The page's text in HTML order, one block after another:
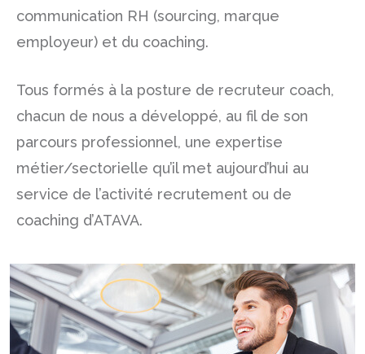
communication RH (sourcing, marque
employeur) et du coaching.
Tous formés à la posture de recruteur coach,
chacun de nous a développé, au fil de son
parcours professionnel, une expertise
métier/sectorielle qu’il met aujourd’hui au
service de l’activité recrutement ou de
coaching d’ATAVA.